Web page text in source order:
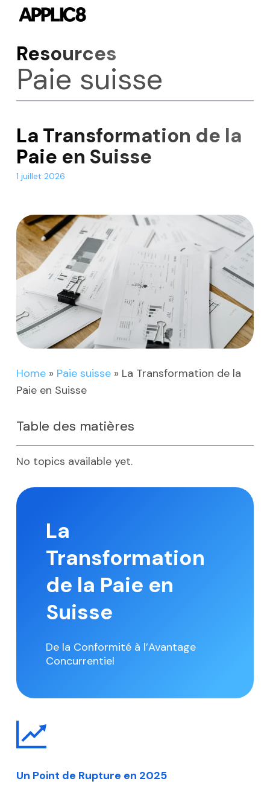
content
Resources
Paie suisse
La Transformation de la
Paie en Suisse
1 juillet 2026
Home» Paie suisse» La Transformation de la
Paie en Suisse
La
Transformation
de la Paie en
Suisse
De la Conformité à l’Avantage
Concurrentiel
Un Point de Rupture en 2025
Table des matières
No topics available yet.